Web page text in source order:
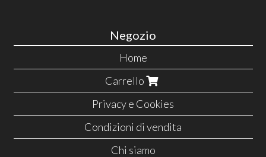
Negozio
Home
Carrello
Privacy e Cookies
Condizioni di vendita
Chi siamo